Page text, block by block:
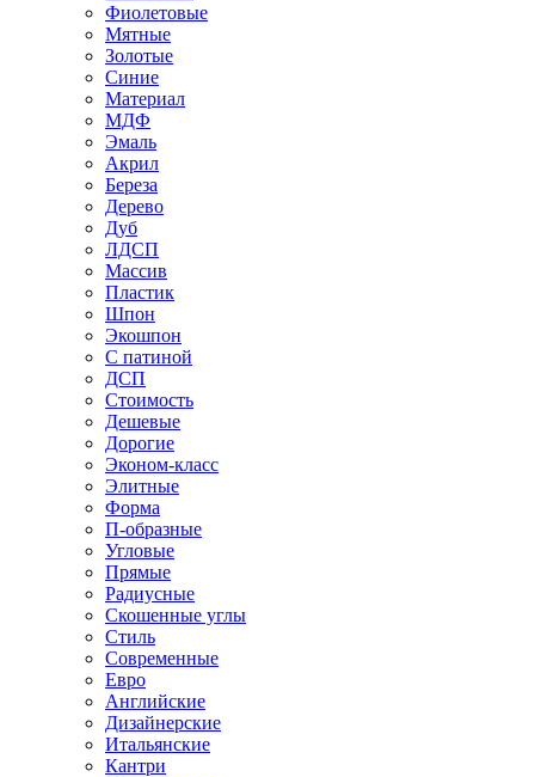
Фиолетовые
Мятные
Золотые
Синие
Материал
МДФ
Эмаль
Акрил
Береза
Дерево
Дуб
ЛДСП
Массив
Пластик
Шпон
Экошпон
С патиной
ДСП
Стоимость
Дешевые
Дорогие
Эконом-класс
Элитные
Форма
П-образные
Угловые
Прямые
Радиусные
Скошенные углы
Стиль
Современные
Евро
Английские
Дизайнерские
Итальянские
Кантри